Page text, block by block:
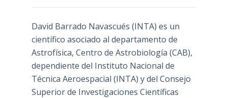
David Barrado Navascués (INTA) es un
científico asociado al departamento de
Astrofísica, Centro de Astrobiología (CAB),
dependiente del Instituto Nacional de
Técnica Aeroespacial (INTA) y del Consejo
Superior de Investigaciones Científicas